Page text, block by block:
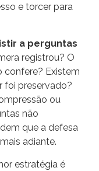
e torcer para
a perguntas
registrou? O
confere? Existem
foi preservado?
ou
não
que a defesa
adiante.
estratégia é